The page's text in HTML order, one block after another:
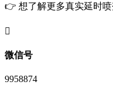
👉 想了解更多真实延时喷
󦘖
微信号
9958874